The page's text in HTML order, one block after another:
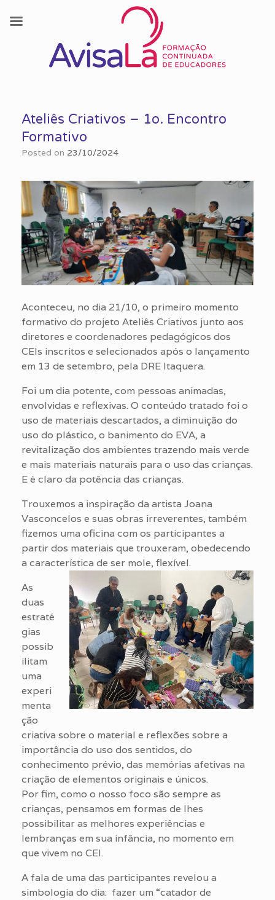
contentAteliês Criativos – 1o. Encontro
Formativo
Posted on 23/10/2024
Aconteceu, no dia 21/10, o primeiro momento
formativo do projeto Ateliês Criativos junto aos
diretores e coordenadores pedagógicos dos
CEIs inscritos e selecionados após o lançamento
em 13 de setembro, pela DRE Itaquera.
Foi um dia potente, com pessoas animadas,
envolvidas e reflexivas. O conteúdo tratado foi o
uso de materiais descartados, a diminuição do
uso do plástico, o banimento do EVA, a
revitalização dos ambientes trazendo mais verde
e mais materiais naturais para o uso das crianças.
E é claro da potência das crianças.
Trouxemos a inspiração da artista Joana
Vasconcelos e suas obras irreverentes, também
fizemos uma oficina com os participantes a
partir dos materiais que trouxeram, obedecendo
a característica de ser mole, flexível.
As
duas
estraté
gias
possib
ilitam
uma
experi
menta
ção
criativa sobre o material e reflexões sobre a
importância do uso dos sentidos, do
conhecimento prévio, das memórias afetivas na
criação de elementos originais e únicos.
Por fim, como o nosso foco são sempre as
crianças, pensamos em formas de lhes
possibilitar as melhores experiências e
lembranças em sua infância, no momento em
que vivem no CEI.
A fala de uma das participantes revelou a
simbologia do dia: fazer um “catador de